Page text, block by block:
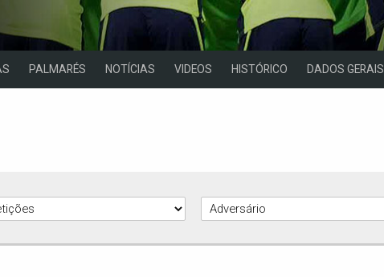
PALMARÉS NOTÍCIAS VIDEOS HISTÓRICO DADOS GERAIS